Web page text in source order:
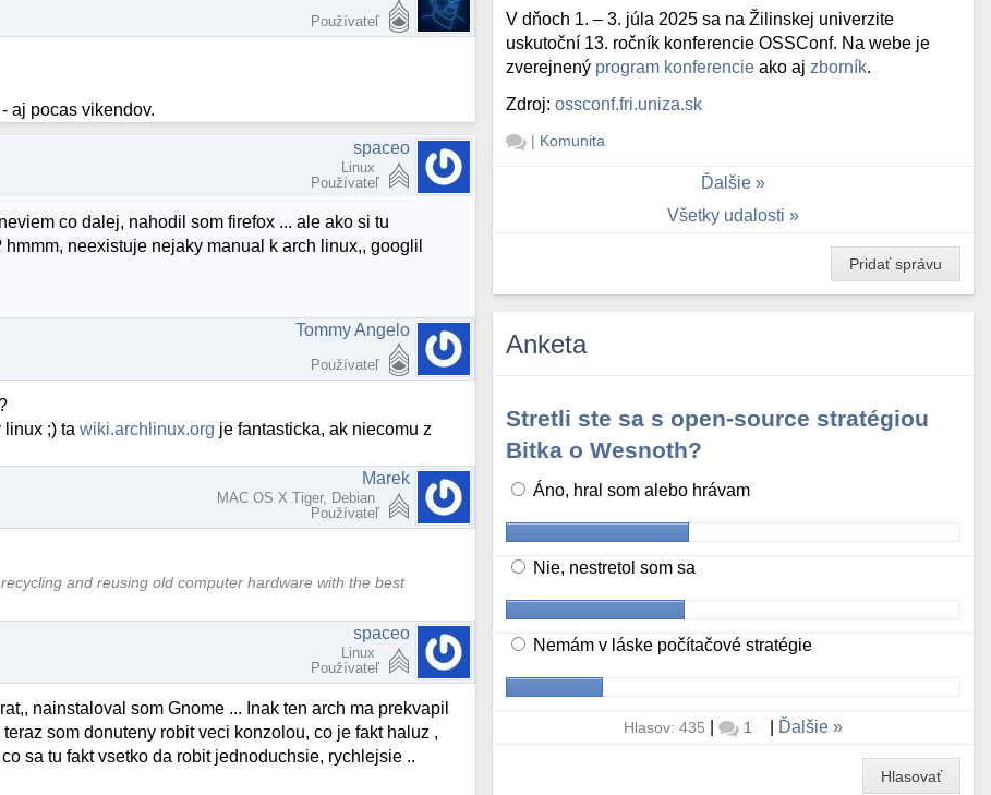
Používateľ
aj pocas vikendov.
spaceo
Linux
Používateľ
co dalej, nahodil som firefox ... ale ako si tu
neexistuje nejaky manual k arch linux,, googlil
Tommy Angelo
Používateľ
linux ;) tawiki.archlinux.org je fantasticka, ak niecomu z
Marek
MAC OS X Tiger, Debian
Používateľ
and reusing old computer hardware with the best
spaceo
Linux
Používateľ
nainstaloval som Gnome ... Inak ten arch ma prekvapil
som donuteny robit veci konzolou, co je fakt haluz ,
sa tu fakt vsetko da robit jednoduchsie, rychlejsie ..
V dňoch 1. – 3. júla 2025 sa na Žilinskej univerzite
uskutoční 13. ročník konferencie OSSConf. Na webe je
zverejnený program konferencie ako aj zborník.
Zdroj:ossconf.fri.uniza.sk
| Komunita
Ďalšie
Všetky udalosti
Pridať správu
Anketa
Stretli ste sa s open-source stratégiou
Bitka o Wesnoth?
Áno, hral som alebo hrávam
Nie, nestretol som sa
Nemám v láske počítačové stratégie
Hlasov: 435 | 1 Ďalšie
Hlasovať